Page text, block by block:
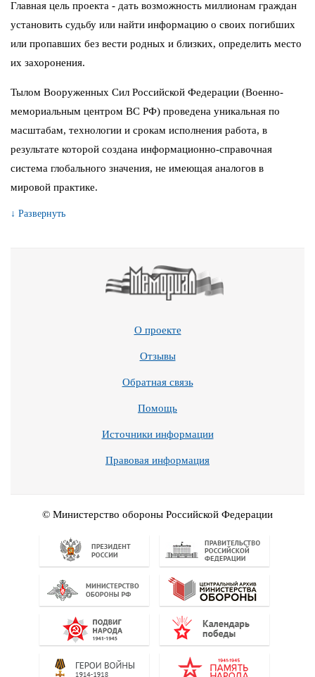
Главная цель проекта - дать возможность миллионам граждан
установить судьбу или найти информацию о своих погибших
или пропавших без вести родных и близких, определить место
их захоронения.
Тылом Вооруженных Сил Российской Федерации (Военно-
мемориальным центром ВС РФ) проведена уникальная по
масштабам, технологии и срокам исполнения работа, в
результате которой создана информационно-справочная
система глобального значения, не имеющая аналогов в
мировой практике.
↓ Развернуть
О проекте
Отзывы
Обратная связь
Помощь
Источники информации
Правовая информация
© Министерство обороны Российской Федерации